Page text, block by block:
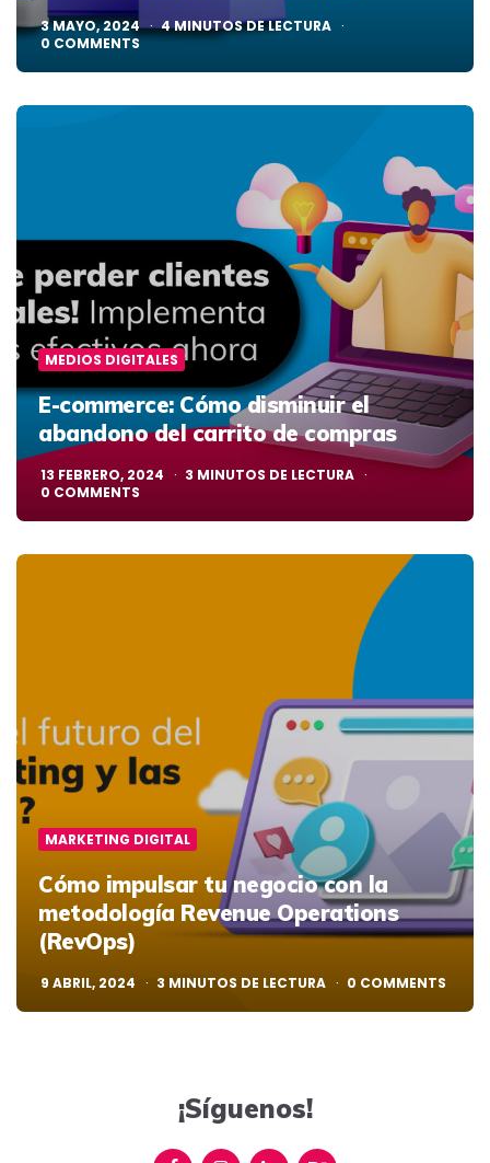
3 MAYO, 2024 4MINUTOS DE LECTURA
0 COMMENTS
MEDIOS DIGITALES
E-commerce: Cómo disminuir el
abandono del carrito de compras
13 FEBRERO, 2024 3 MINUTOS DE LECTURA
0 COMMENTS
MARKETING DIGITAL
Cómo impulsar tu negocio con la
metodología Revenue Operations
(RevOps)
9 ABRIL, 2024 3 MINUTOS DE LECTURA 0 COMMENTS
¡Síguenos!